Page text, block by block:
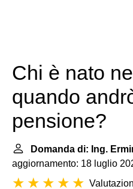
Chi è nato
quando
pensione?
Domanda di: Ing.
aggiornamento: 18 luglio